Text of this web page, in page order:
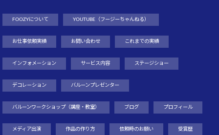
FOOZYについて YOUTUBE（フージーちゃんねる）
お仕事依頼実績 お問い合わせ これまでの実績
インフォメーション サービス内容 ステージショー
デコレーション バルーンプレゼンター
バルーンワークショップ（講座・教室） ブログ プロフィール
メディア出演 作品の作り方 依頼時のお願い 受賞歴